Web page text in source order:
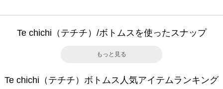
Te chichi（テチチ）/ボトムスを使ったスナップ
もっと見る
Te chichi（テチチ）ボトムス人気アイテムランキング